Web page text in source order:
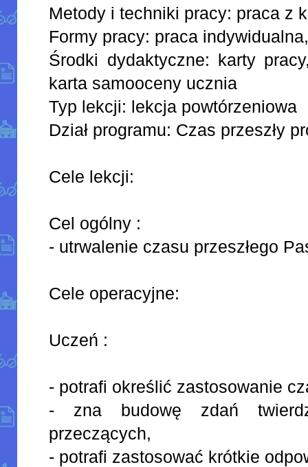
Metody i techniki pracy: praca z
Formy pracy: praca
Środki dydaktyczne: karty
karta samooceny ucznia
Typ lekcji: lekcja powtórzeniowa
Dział programu: Czas przeszły
Cele lekcji:
Cel ogólny :
- utrwalenie czasu przeszłego
Cele operacyjne:
Uczeń :
- potrafi określić zastosowanie
- zna budowę zdań
przeczących,
- potrafi zastosować krótkie